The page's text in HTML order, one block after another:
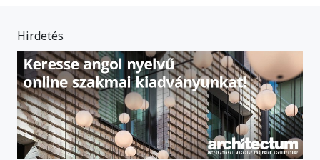
Hirdetés